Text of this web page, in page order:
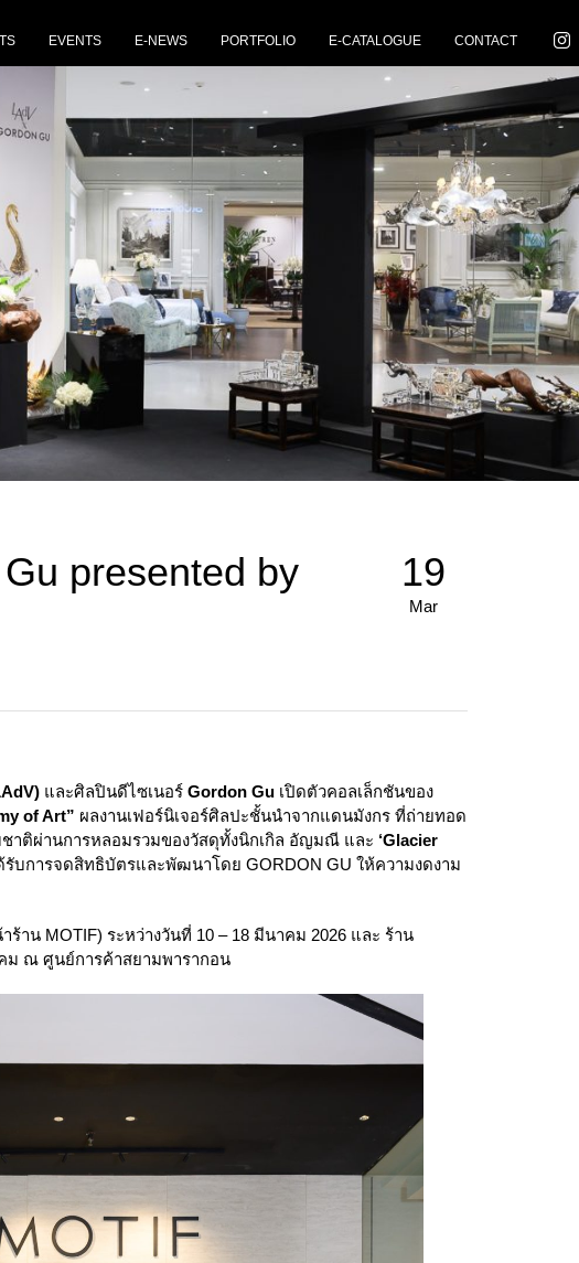
EVENTS E-NEWS PORTFOLIO E-CATALOGUE CONTACT
presented by
19
Mar
และศิลปินดีไซเนอร์ Gordon Guเปิดตัวคอลเล็กชันของ
of Art” ผลงานเฟอร์นิเจอร์ศิลปะชั้นนำจากแดนมังกร ที่ถ่ายทอด
าติผ่านการหลอมรวมของวัสดุทั้งนิกเกิล อัญมณี และ ‘Glacier
บการจดสิทธิบัตรและพัฒนาโดย GORDON GU ให้ความงดงาม
าน MOTIF) ระหว่างวันที่ 10 – 18 มีนาคม 2026 และ ร้าน
ม ณ ศูนย์การค้าสยามพารากอน